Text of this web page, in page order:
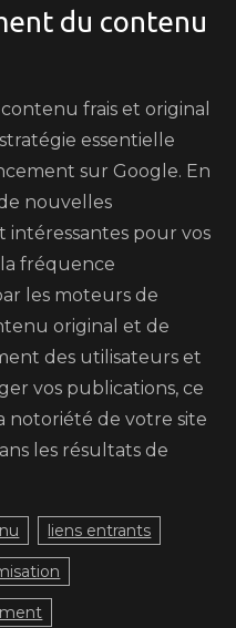
du contenu
frais et original
essentielle
sur Google. En
nouvelles
pour vos
fréquence
les moteurs de
original et de
des utilisateurs et
vos publications, ce
notoriété de votre site
les résultats de
liens entrants